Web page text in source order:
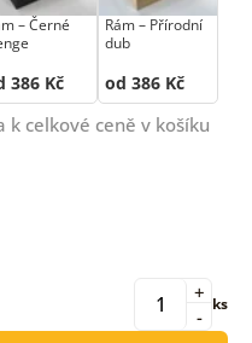
–⁠⁠⁠⁠⁠⁠ Černé
386 Kč
Rám –⁠⁠⁠⁠⁠⁠ Přírodní
dub
od 386 Kč
celkové ceně v košíku
-
+ ks